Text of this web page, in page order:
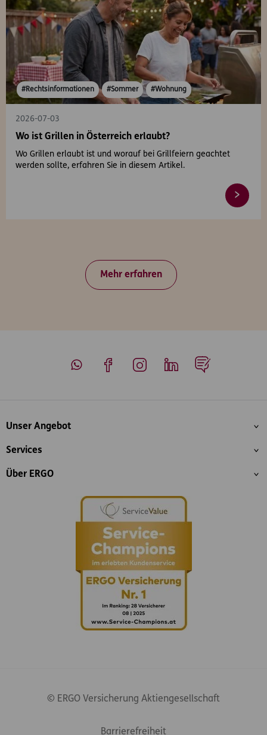
#Rechtsinformationen #Sommer #Wohnung
2026-07-03
Wo ist Grillen in Österreich erlaubt?
Wo Grillen erlaubt ist und worauf bei Grillfeiern geachtet
werden sollte, erfahren Sie in diesem Artikel.
Mehr erfahren
Inhaltsübersicht
Unser Angebot
Services
Über ERGO
© ERGO Versicherung Aktiengesellschaft
Barrierefreiheit